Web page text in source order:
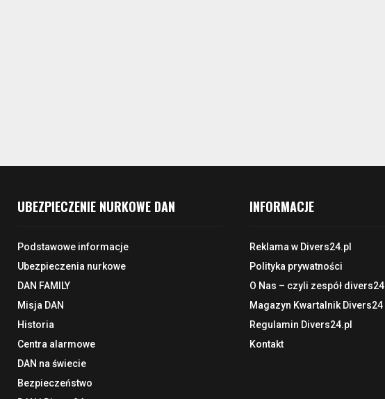
UBEZPIECZENIE NURKOWE DAN
Podstawowe informacje
Ubezpieczenia nurkowe
DAN FAMILY
Misja DAN
Historia
Centra alarmowe
DAN na świecie
Bezpieczeństwo
INFORMACJE
Reklama w Divers24.pl
Polityka prywatności
O Nas – czyli zespół divers24
Magazyn Kwartalnik Divers24
Regulamin Divers24.pl
Kontakt